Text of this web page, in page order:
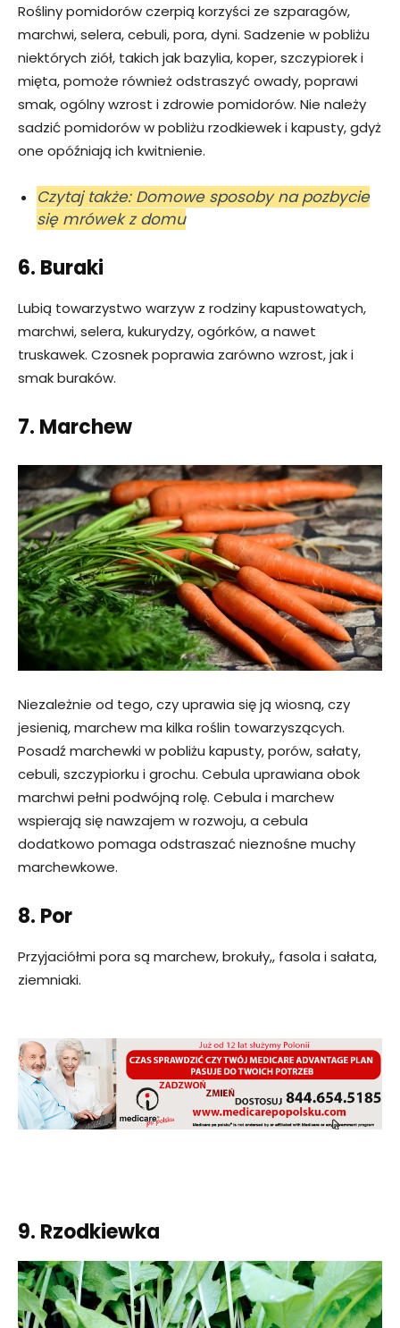
Rośliny pomidorów czerpią korzyści ze szparagów,
marchwi, selera, cebuli, pora, dyni. Sadzenie w pobliżu
niektórych ziół, takich jak bazylia, koper, szczypiorek i
mięta, pomoże również odstraszyć owady, poprawi
smak, ogólny wzrost i zdrowie pomidorów. Nie należy
sadzić pomidorów w pobliżu rzodkiewek i kapusty, gdyż
one opóźniają ich kwitnienie.
Czytaj także: Domowe sposoby na pozbycie
się mrówek z domu
6. Buraki
Lubią towarzystwo warzyw z rodziny kapustowatych,
marchwi, selera, kukurydzy, ogórków, a nawet
truskawek. Czosnek poprawia zarówno wzrost, jak i
smak buraków.
7. Marchew
Niezależnie od tego, czy uprawia się ją wiosną, czy
jesienią, marchew ma kilka roślin towarzyszących.
Posadź marchewki w pobliżu kapusty, porów, sałaty,
cebuli, szczypiorku i grochu. Cebula uprawiana obok
marchwi pełni podwójną rolę. Cebula i marchew
wspierają się nawzajem w rozwoju, a cebula
dodatkowo pomaga odstraszać nieznośne muchy
marchewkowe.
8. Por
Przyjaciółmi pora są marchew, brokuły,, fasola i sałata,
ziemniaki.
9. Rzodkiewka